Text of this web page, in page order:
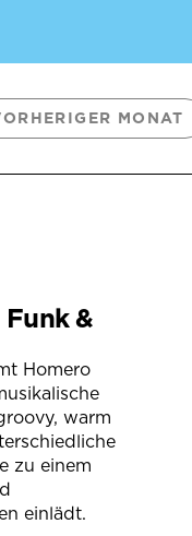
MONAT
&
Homero
warm
zu einem
einlädt.